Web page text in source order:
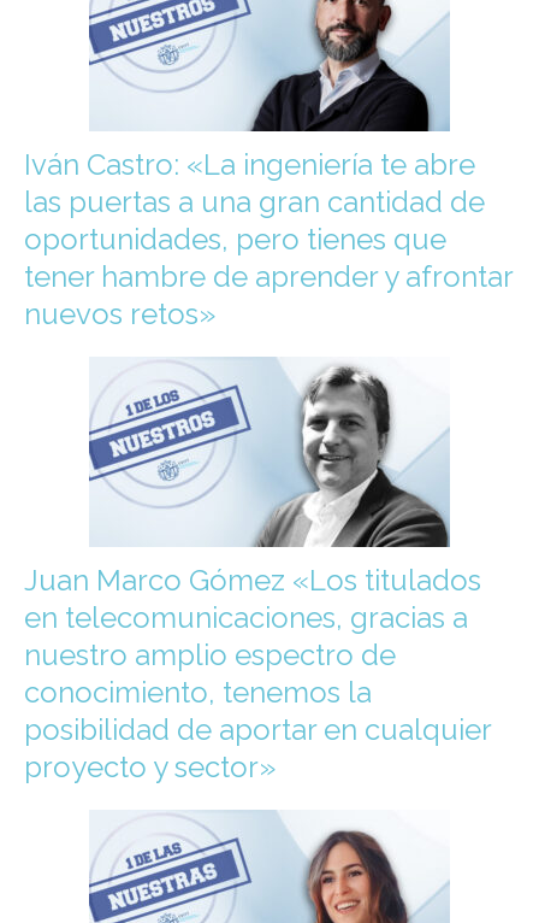
Iván Castro: «La ingeniería te abre
las puertas a una gran cantidad de
oportunidades, pero tienes que
tener hambre de aprender y afrontar
nuevos retos»
Juan Marco Gómez «Los titulados
en telecomunicaciones, gracias a
nuestro amplio espectro de
conocimiento, tenemos la
posibilidad de aportar en cualquier
proyecto y sector»